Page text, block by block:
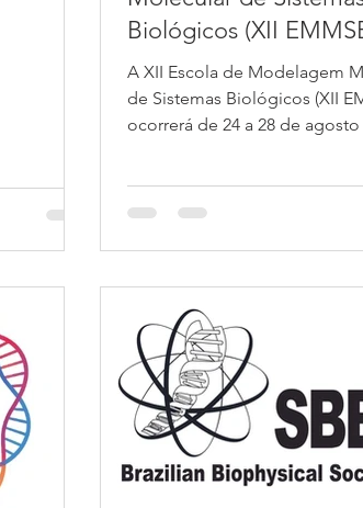
Biológicos (XII
A XII Escola de Modelagem
de Sistemas Biológicos (XII
ocorrerá de 24 a 28 de agosto
Nesta décima segunda edição,
contribuindo para a
pesquisadores e,
para o desenvolvimento de
estratégica para a ciência
Modelagem Molecular. A XII
visa reunir pesquisadores e
interessados em adquiri